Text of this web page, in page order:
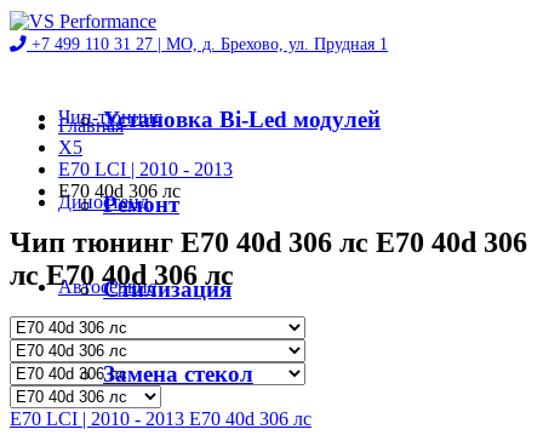
+7 499 110 31 27 | МО, д. Брехово, ул. Прудная 1
Чип-тюнинг
Диностенд
Автосервис
Магазин
Установка Bi-Led модулей
Ремонт
Стилизация
Замена стекол
Главная
X5
E70 LCI | 2010 - 2013
E70 40d 306 лс
Чип тюнинг E70 40d 306 лс E70 40d 306
лс E70 40d 306 лс
E70 LCI | 2010 - 2013 E70 40d 306 лс